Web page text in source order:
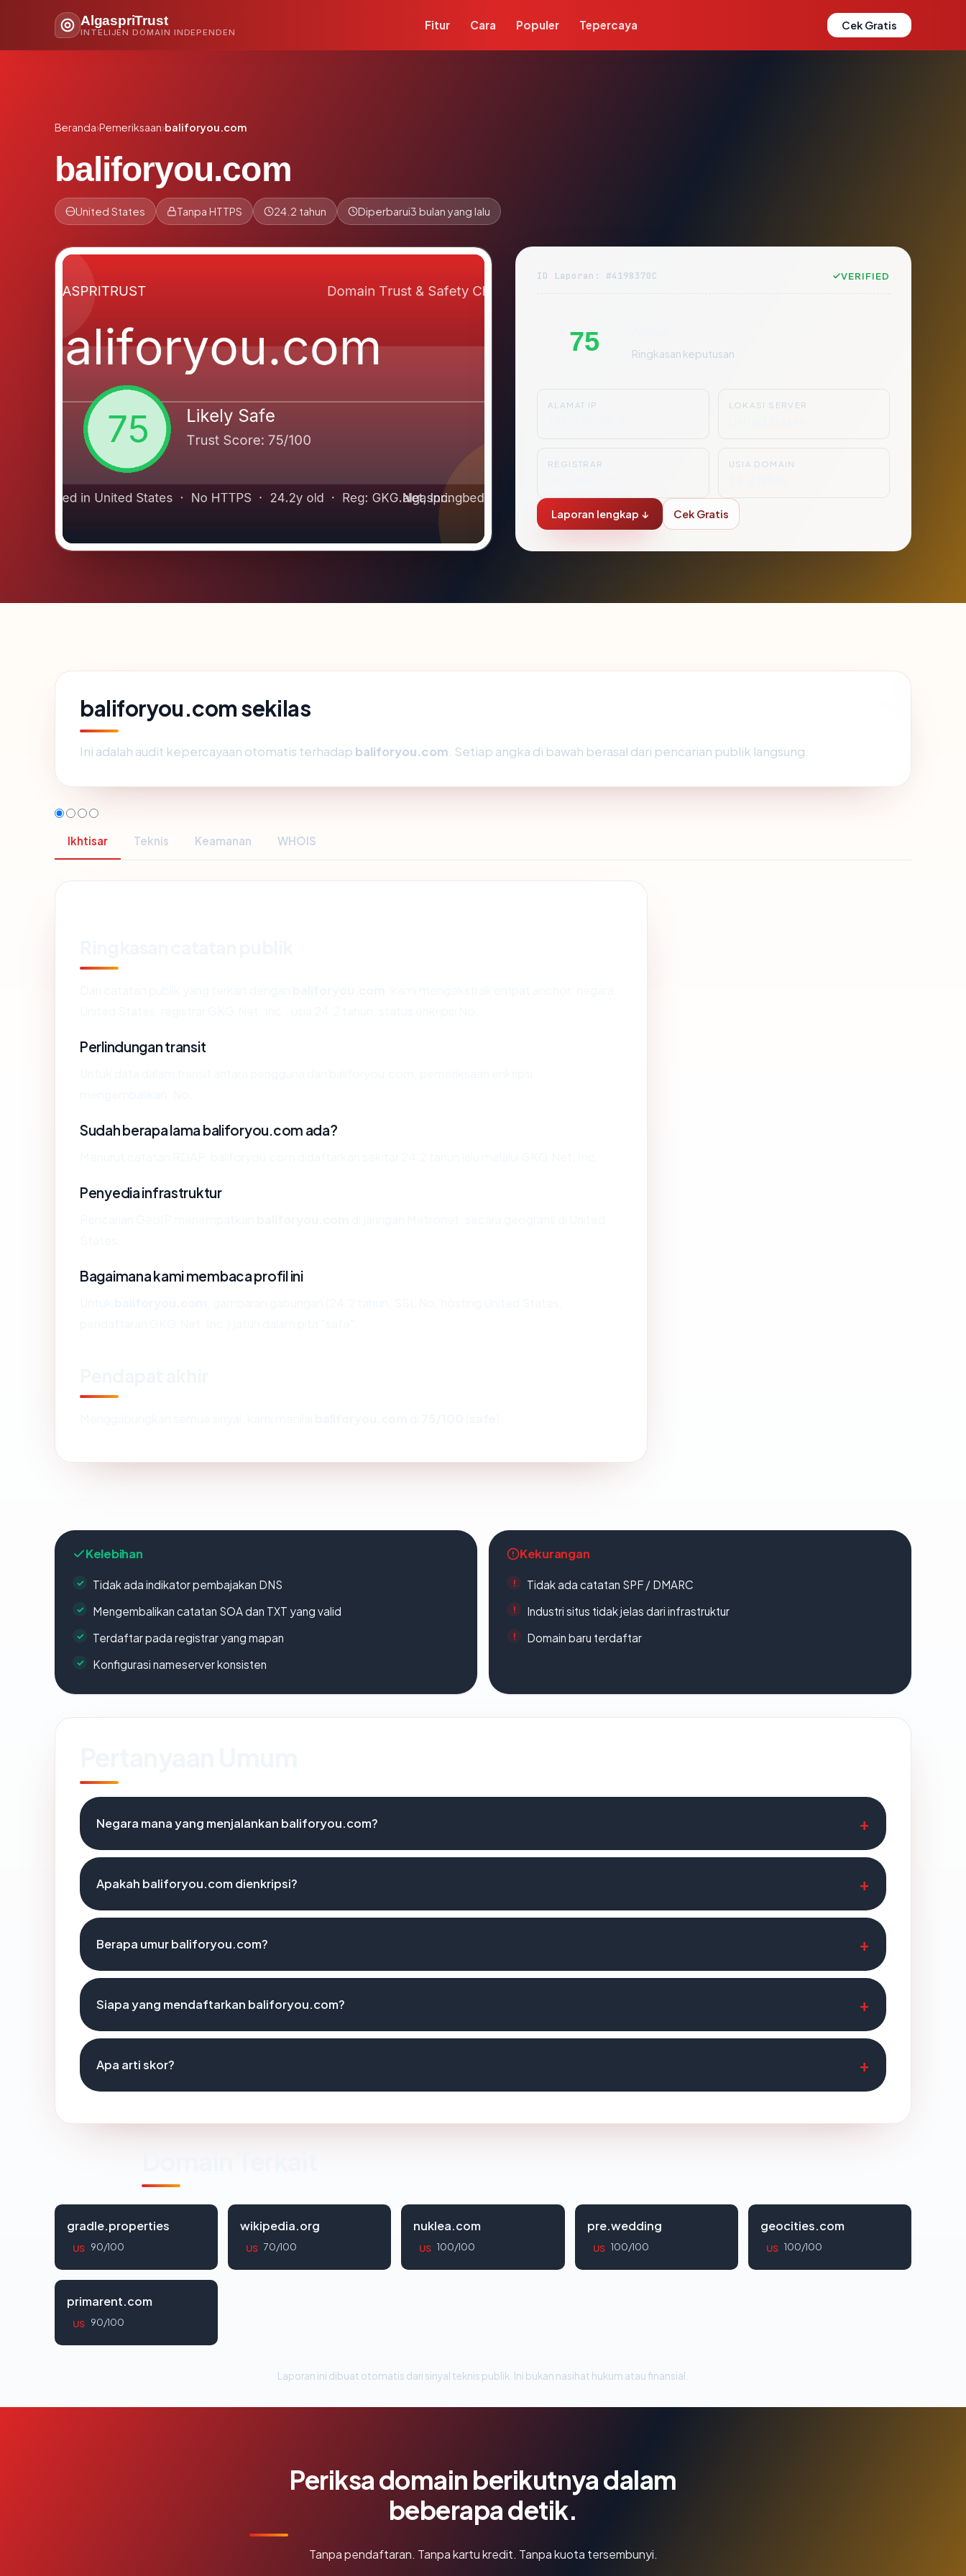
AlgaspriTrust
INTELIJEN DOMAIN INDEPENDEN
Fitur Cara Populer Tepercaya Cek Gratis
Beranda›Pemeriksaan›baliforyou.com
baliforyou.com
United States Tanpa HTTPS 24.2 tahun Diperbarui3 bulan yang lalu
ID Laporan: #4198370C VERIFIED
75 Ringkasan keputusan
ALAMAT IP LOKASI SERVER
REGISTRAR USIA DOMAIN
Laporan lengkap ↓ Cek Gratis
baliforyou.com sekilas
Ini adalah audit kepercayaan otomatis terhadap baliforyou.com . Setiap angka di bawah berasal dari pencarian publik langsung.
Ikhtisar Teknis Keamanan WHOIS
Perlindungan transit
Sudah berapa lama baliforyou.com ada?
Penyedia infrastruktur
Bagaimana kami membaca profil ini
Kelebihan
Tidak ada indikator pembajakan DNS
Mengembalikan catatan SOA dan TXT yang valid
Terdaftar pada registrar yang mapan
Konfigurasi nameserver konsisten
Kekurangan
Tidak ada catatan SPF / DMARC
Industri situs tidak jelas dari infrastruktur
Domain baru terdaftar
Negara mana yang menjalankan baliforyou.com?
Apakah baliforyou.com dienkripsi?
Berapa umur baliforyou.com?
Siapa yang mendaftarkan baliforyou.com?
Apa arti skor?
gradle.properties
US 90/100
wikipedia.org
US 70/100
nuklea.com
US 100/100
pre.wedding
US 100/100
geocities.com
US 100/100
primarent.com
US 90/100
Laporan ini dibuat otomatis dari sinyal teknis publik. Ini bukan nasihat hukum atau finansial.
Periksa domain berikutnya dalam
beberapa detik.
Tanpa pendaftaran. Tanpa kartu kredit. Tanpa kuota tersembunyi.